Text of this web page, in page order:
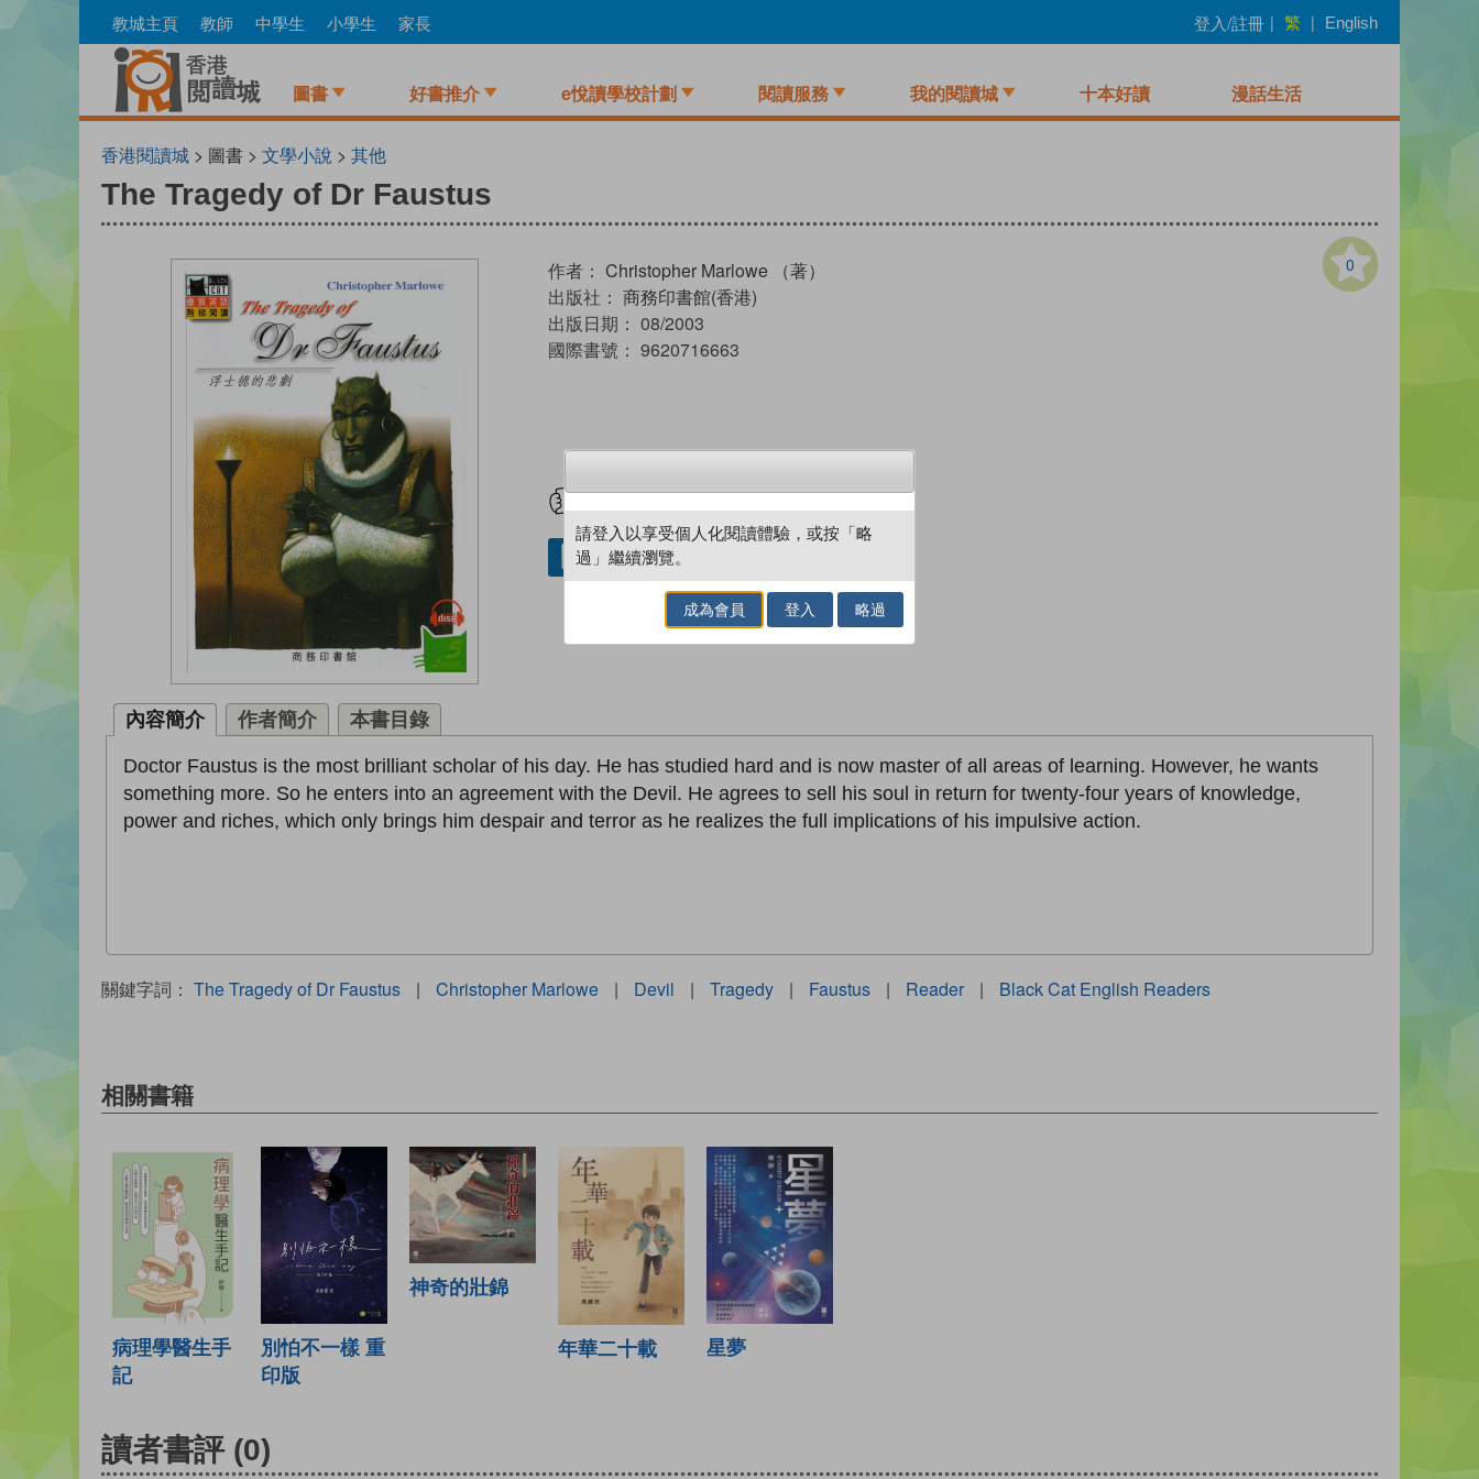
to
教城主頁 教師 中學生 小學生 家長 登入/註冊 | 繁 | English
圖書 好書推介 e悅讀學校計劃 閱讀服務 我的閱讀城 十本好讀 漫話生活
香港閱讀城 > 圖書 > 文學小說 > 其他
The Tragedy of Dr Faustus
0
作者： Christopher Marlowe （著）
出版社： 商務印書館(香港)
出版日期： 08/2003
國際書號： 9620716663
借閱實體書
內容簡介 作者簡介 本書目錄
Doctor Faustus is the most brilliant scholar of his day. He has studied hard and is now master of all areas of learning. However, he wants
something more. So he enters into an agreement with the Devil. He agrees to sell his soul in return for twenty-four years of knowledge,
power and riches, which only brings him despair and terror as he realizes the full implications of his impulsive action.
關鍵字詞： The Tragedy of Dr Faustus | Christopher Marlowe | Devil | Tragedy | Faustus | Reader | Black Cat English Readers
相關書籍
病理學醫生手
記
別怕不一樣 重
印版
神奇的壯錦
年華二十載 星夢
讀者書評 (0)
請登入以享受個人化閱讀體驗，或按「略
過」繼續瀏覽。
成為會員 登入 略過